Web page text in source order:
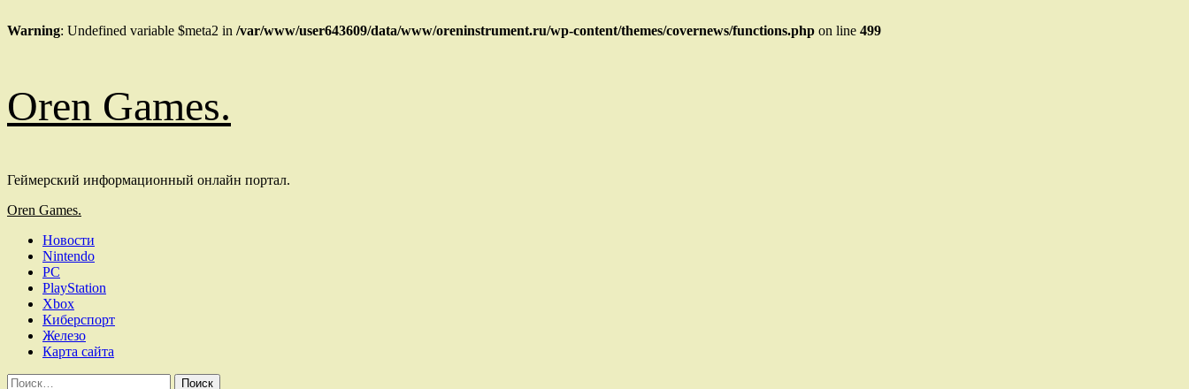
Warning: Undefined variable $meta2 in /var/www/user643609/data/www/oreninstrument.ru/wp-content/themes/covernews/functions.php on line 499
к
содержимому
Oren Games.
Геймерский информационный онлайн портал.
Основное
Oren Games.
Новости
Nintendo
PC
PlayStation
Xbox
Киберспорт
Железо
Карта сайта
Найти: